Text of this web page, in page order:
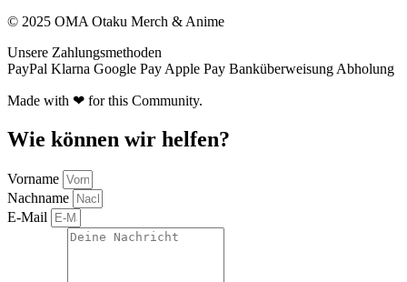
© 2025 OMA Otaku Merch & Anime
Unsere Zahlungsmethoden
PayPal Klarna Google Pay Apple Pay Banküberweisung Abholung
Made with ❤ for this Community.
Wie können wir helfen?
Vorname
Nachname
E-Mail